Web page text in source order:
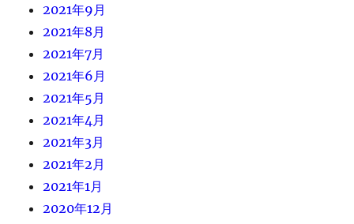
2021年9月
2021年8月
2021年7月
2021年6月
2021年5月
2021年4月
2021年3月
2021年2月
2021年1月
2020年12月